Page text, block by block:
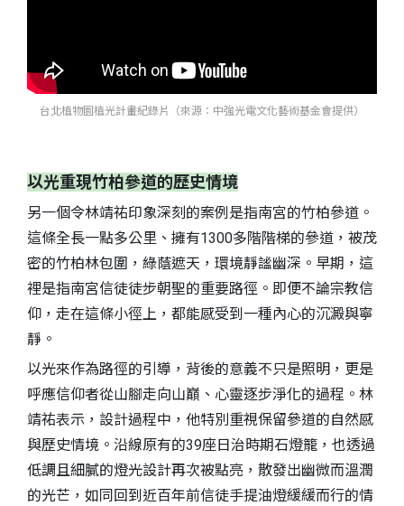
台北植物園植光計畫紀錄片（來源：中強光電文化藝術基金會提供）
以光重現竹柏參道的歷史情境
另一個令林靖祐印象深刻的案例是指南宮的竹柏參道。
這條全長一點多公里、擁有1300多階階梯的參道，被茂
密的竹柏林包圍，綠蔭遮天，環境靜謐幽深。早期，這
裡是指南宮信徒徒步朝聖的重要路徑。即便不論宗教信
仰，走在這條小徑上，都能感受到一種內心的沉澱與寧
靜。
以光來作為路徑的引導，背後的意義不只是照明，更是
呼應信仰者從山腳走向山巔、心靈逐步淨化的過程。林
靖祐表示，設計過程中，他特別重視保留參道的自然感
與歷史情境。沿線原有的39座日治時期石燈籠，也透過
低調且細膩的燈光設計再次被點亮，散發出幽微而溫潤
的光芒，如同回到近百年前信徒手提油燈緩緩而行的情